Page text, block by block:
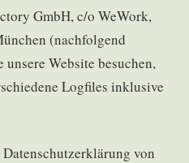
GmbH, c/o WeWork,
(nachfolgend
Website besuchen,
Logfiles inklusive
von